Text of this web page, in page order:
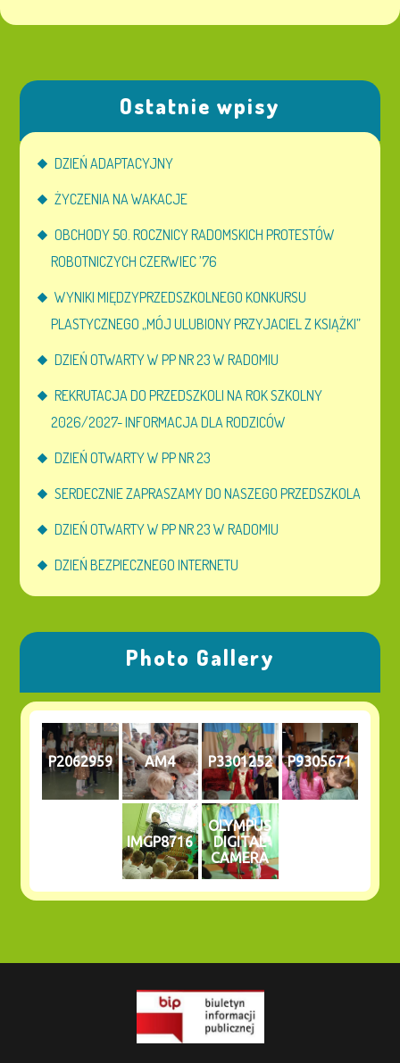
Ostatnie wpisy
DZIEŃ ADAPTACYJNY
ŻYCZENIA NA WAKACJE
OBCHODY 50. ROCZNICY RADOMSKICH PROTESTÓW
ROBOTNICZYCH CZERWIEC ’76
WYNIKI MIĘDZYPRZEDSZKOLNEGO KONKURSU
PLASTYCZNEGO „MÓJ ULUBIONY PRZYJACIEL Z KSIĄŻKI”
DZIEŃ OTWARTY W PP NR 23 W RADOMIU
REKRUTACJA DO PRZEDSZKOLI NA ROK SZKOLNY
2026/2027- INFORMACJA DLA RODZICÓW
DZIEŃ OTWARTY W PP NR 23
SERDECZNIE ZAPRASZAMY DO NASZEGO PRZEDSZKOLA
DZIEŃ OTWARTY W PP NR 23 W RADOMIU
DZIEŃ BEZPIECZNEGO INTERNETU
Photo Gallery
P2062959 AM4 P3301252 P9305671
IMGP8716
OLYMPUS
DIGITAL
CAMERA